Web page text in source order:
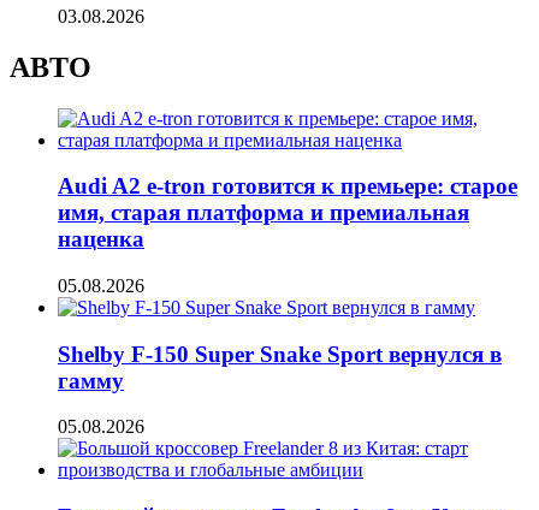
03.08.2026
АВТО
Audi A2 e-tron готовится к премьере: старое
имя, старая платформа и премиальная
наценка
05.08.2026
Shelby F-150 Super Snake Sport вернулся в
гамму
05.08.2026